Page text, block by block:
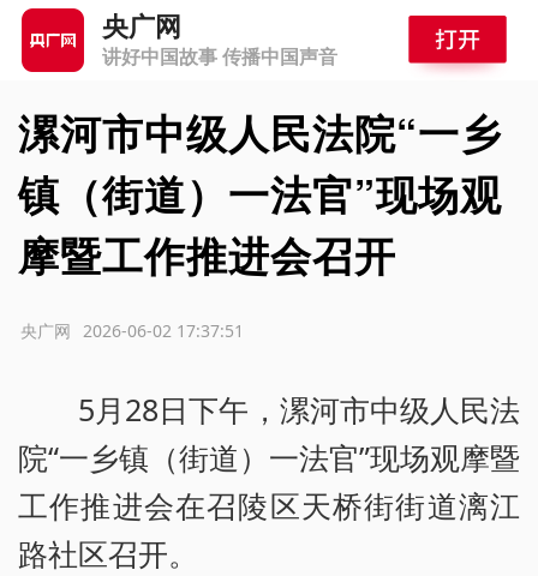
央广网
讲好中国故事 传播中国声音
漯河市中级人民法院“一乡
镇（街道）一法官”现场观
摩暨工作推进会召开
2026-06-02 17:37:51
央广网
5月28日下午，漯河市中级人民法
院“一乡镇（街道）一法官”现场观摩暨
工作推进会在召陵区天桥街街道漓江
路社区召开。